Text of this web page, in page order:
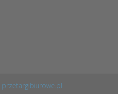
przetargibiurowe.pl